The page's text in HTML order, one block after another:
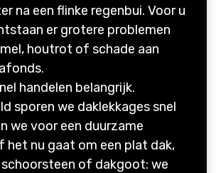
na een flinke regenbui. Voor u
er grotere problemen
houtrot of schade aan
handelen belangrijk.
sporen we daklekkages snel
we voor een duurzame
het nu gaat om een plat dak,
schoorsteen of dakgoot: we